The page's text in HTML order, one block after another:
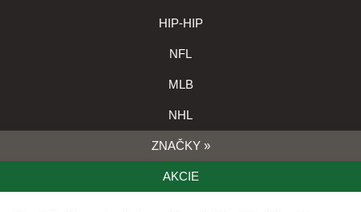
HIP-HIP
NFL
MLB
NHL
ZNAČKY »
AKCIE